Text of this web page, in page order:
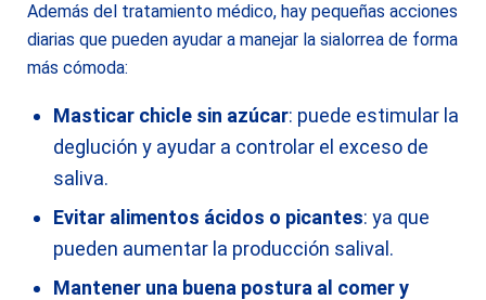
Además del tratamiento médico, hay pequeñas acciones
diarias que pueden ayudar a manejar la sialorrea de forma
más cómoda:
Masticar chicle sin azúcar: puede estimular la
deglución y ayudar a controlar el exceso de
saliva.
Evitar alimentos ácidos o picantes: ya que
pueden aumentar la producción salival.
Mantener una buena postura al comer y